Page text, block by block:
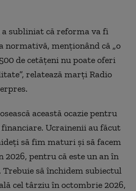
subliniat că reforma va fi
normativă, menţionând că „o
de cetăţeni nu poate oferi
relatează marţi Radio
această ocazie pentru
Ucrainenii au făcut
să fim maturi şi să facem
2026, pentru că este un an în
Trebuie să închidem subiectul
cel târziu în octombrie 2026,